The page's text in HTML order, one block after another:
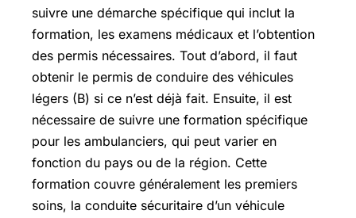
suivre une démarche spécifique qui inclut la
formation, les examens médicaux et l’obtention
des permis nécessaires. Tout d’abord, il faut
obtenir le permis de conduire des véhicules
légers (B) si ce n’est déjà fait. Ensuite, il est
nécessaire de suivre une formation spécifique
pour les ambulanciers, qui peut varier en
fonction du pays ou de la région. Cette
formation couvre généralement les premiers
soins, la conduite sécuritaire d’un véhicule